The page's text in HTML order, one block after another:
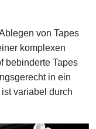
von Tapes
komplexen
bebinderte Tapes
in ein
variabel durch